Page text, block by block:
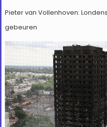
Pieter van Vollenhoven:
gebeuren